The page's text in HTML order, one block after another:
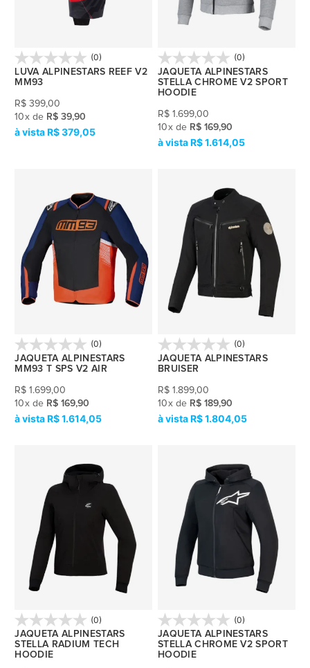
(0)
LUVA ALPINESTARS REEF V2
MM93
R$ 399,00
10x de R$ 39,90
R$ 379,05
(0)
JAQUETA ALPINESTARS
STELLA CHROME V2 SPORT
HOODIE
R$ 1.699,00
10x de R$ 169,90
R$ 1.614,05
(0)
JAQUETA ALPINESTARS
MM93 T SPS V2 AIR
R$ 1.699,00
10x de R$ 169,90
R$ 1.614,05
(0)
JAQUETA ALPINESTARS
BRUISER
R$ 1.899,00
10x de R$ 189,90
R$ 1.804,05
(0)
JAQUETA ALPINESTARS
STELLA RADIUM TECH
HOODIE
(0)
JAQUETA ALPINESTARS
STELLA CHROME V2 SPORT
HOODIE